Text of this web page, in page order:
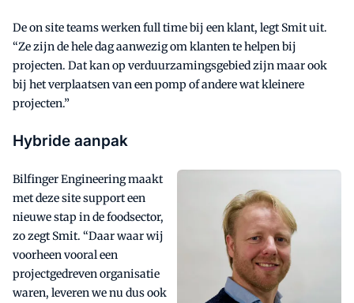
De on site teams werken full time bij een klant, legt Smit uit.
“Ze zijn de hele dag aanwezig om klanten te helpen bij
projecten. Dat kan op verduurzamingsgebied zijn maar ook
bij het verplaatsen van een pomp of andere wat kleinere
projecten.”
Hybride aanpak
Bilfinger Engineering maakt
met deze site support een
nieuwe stap in de foodsector,
zo zegt Smit. “Daar waar wij
voorheen vooral een
projectgedreven organisatie
waren, leveren we nu dus ook